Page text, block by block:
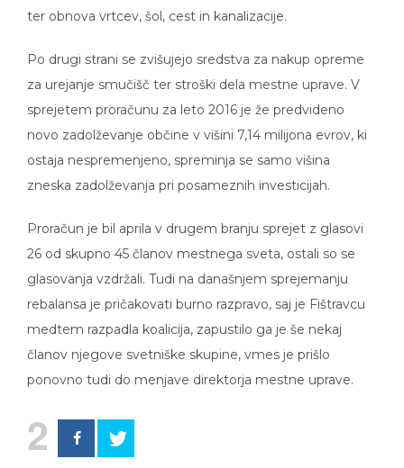
ter obnova vrtcev, šol, cest in kanalizacije.
Po drugi strani se zvišujejo sredstva za nakup opreme
za urejanje smučišč ter stroški dela mestne uprave. V
sprejetem proračunu za leto 2016 je že predvideno
novo zadolževanje občine v višini 7,14 milijona evrov, ki
ostaja nespremenjeno, spreminja se samo višina
zneska zadolževanja pri posameznih investicijah.
Proračun je bil aprila v drugem branju sprejet z glasovi
26 od skupno 45 članov mestnega sveta, ostali so se
glasovanja vzdržali. Tudi na današnjem sprejemanju
rebalansa je pričakovati burno razpravo, saj je Fištravcu
medtem razpadla koalicija, zapustilo ga je še nekaj
članov njegove svetniške skupine, vmes je prišlo
ponovno tudi do menjave direktorja mestne uprave.
2